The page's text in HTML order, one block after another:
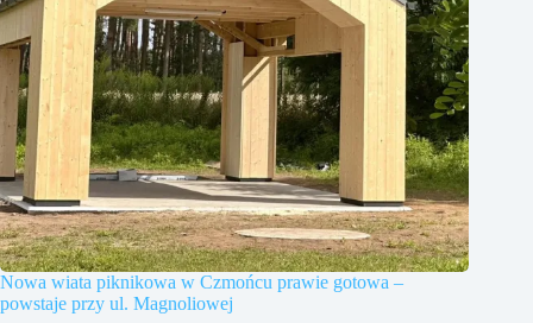
Nowa wiata piknikowa w Czmońcu prawie gotowa –
powstaje przy ul. Magnoliowej